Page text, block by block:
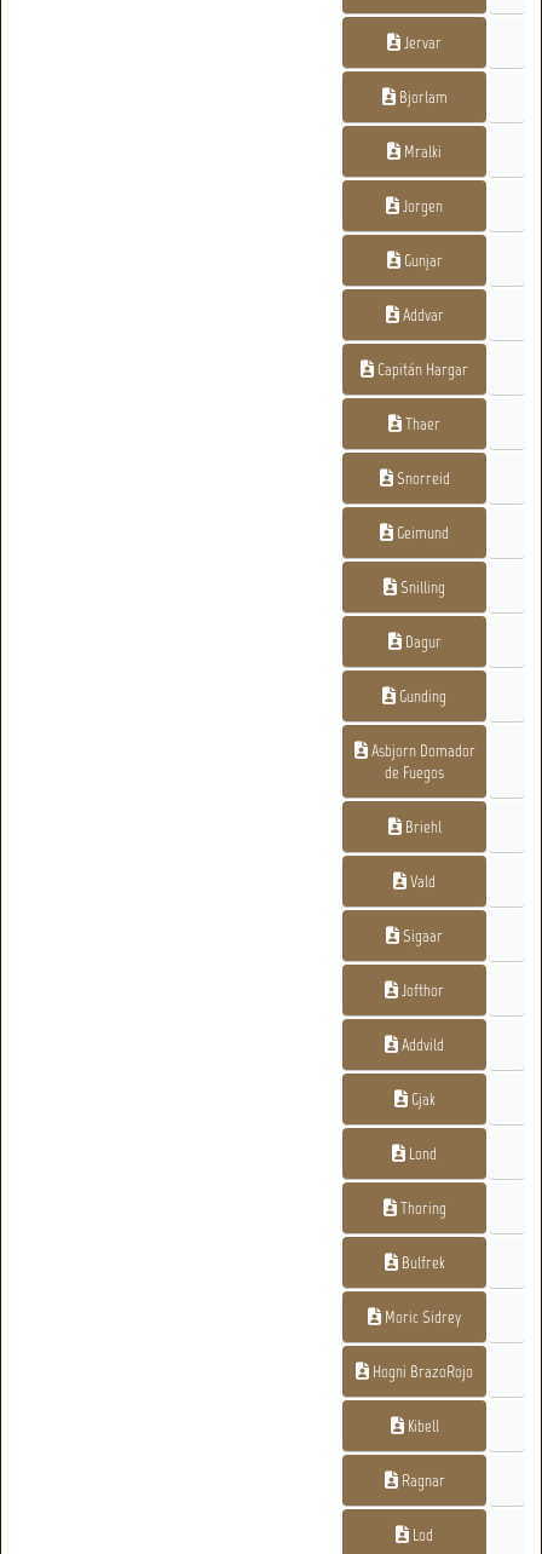
Jervar
Bjorlam
Mralki
Jorgen
Gunjar
Addvar
Capitán Hargar
Thaer
Snorreid
Geimund
Snilling
Dagur
Gunding
Asbjorn Domador
de Fuegos
Briehl
Vald
Sigaar
Jofthor
Addvild
Gjak
Lond
Thoring
Bulfrek
Moric Sidrey
Hogni BrazoRojo
Kibell
Ragnar
Lod